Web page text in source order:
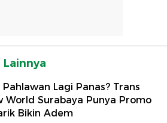
Lagi Panas? Trans
World Surabaya Punya Promo
Bikin Adem